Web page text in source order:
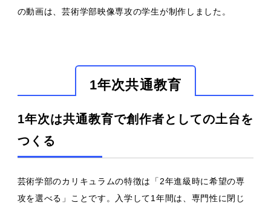
の動画は、芸術学部映像専攻の学生が制作しました。
1年次共通教育
1年次は共通教育で創作者としての土台を
つくる
芸術学部のカリキュラムの特徴は「2年進級時に希望の専
攻を選べる」ことです。入学して1年間は、専門性に閉じ